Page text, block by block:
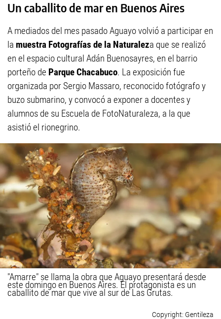
Un caballito de mar en Buenos Aires
A mediados del mes pasado Aguayo volvió a participar en
la muestra Fotografías de la Naturaleza que se realizó
en el espacio cultural Adán Buenosayres, en el barrio
porteño de Parque Chacabuco. La exposición fue
organizada por Sergio Massaro, reconocido fotógrafo y
buzo submarino, y convocó a exponer a docentes y
alumnos de su Escuela de FotoNaturaleza, a la que
asistió el rionegrino.
"Amarre" se llama la obra que Aguayo presentará desde
este domingo en Buenos Aires. El protagonista es un
caballito de mar que vive al sur de Las Grutas.
Gentileza